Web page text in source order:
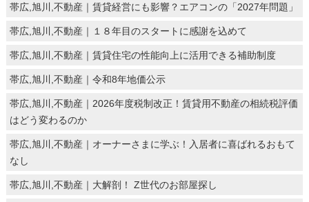
帯広,旭川,不動産｜賃貸経営にも影響？エアコンの「2027年問題」
帯広,旭川,不動産｜１８年目のスタートに感謝を込めて
帯広,旭川,不動産｜賃貸住宅の性能向上に活用できる補助制度
帯広,旭川,不動産｜令和8年地価公示
帯広,旭川,不動産｜2026年度税制改正！賃貸用不動産の相続税評価
はどう変わるのか
帯広,旭川,不動産｜オーナーさまに学ぶ！入居者に喜ばれるおもて
なし
帯広,旭川,不動産｜大解剖！ Z世代のお部屋探し